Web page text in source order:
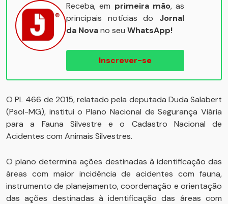
Receba, em primeira mão, as
principais notícias do Jornal
da Novano seu WhatsApp!
Inscrever-se
O PL 466 de 2015, relatado pela deputada Duda Salabert
(Psol-MG), institui o Plano Nacional de Segurança Viária
para a Fauna Silvestre e o Cadastro Nacional de
Acidentes com Animais Silvestres.
O plano determina ações destinadas à identificação das
áreas com maior incidência de acidentes com fauna,
instrumento de planejamento, coordenação e orientação
das ações destinadas à identificação das áreas com